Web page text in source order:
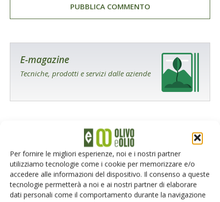
Per fornire le migliori esperienze, noi e i nostri partner
utilizziamo tecnologie come i cookie per memorizzare e/o
accedere alle informazioni del dispositivo. Il consenso a queste
tecnologie permetterà a noi e ai nostri partner di elaborare
dati personali come il comportamento durante la navigazione
E-magazine
Tecniche, prodotti e servizi dalle aziende
Catalogo Aziende e Prodotti
Un modo semplice per cercare un'azienda o un
prodotto!